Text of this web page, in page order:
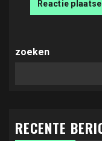
zoeken
RECENTE